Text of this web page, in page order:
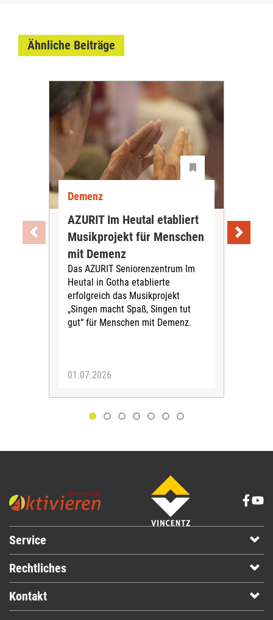
Ähnliche Beiträge
Demenz
AZURIT Im Heutal etabliert
Musikprojekt für Menschen
mit Demenz
Das AZURIT Seniorenzentrum Im
Heutal in Gotha etablierte
erfolgreich das Musikprojekt
„Singen macht Spaß, Singen tut
gut“ für Menschen mit Demenz.
01.07.2026
Service
Rechtliches
Kontakt